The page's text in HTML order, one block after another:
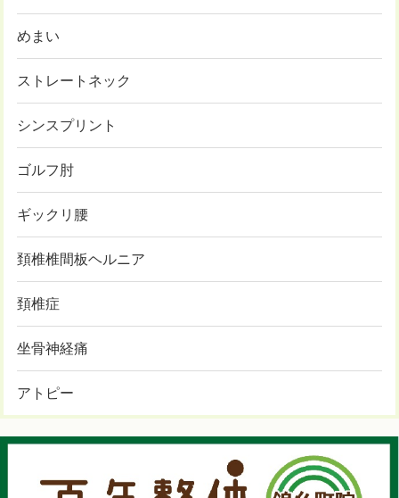
めまい
ストレートネック
シンスプリント
ゴルフ肘
ギックリ腰
頚椎椎間板ヘルニア
頚椎症
坐骨神経痛
アトピー